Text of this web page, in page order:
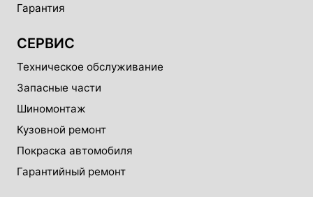
Гарантия
СЕРВИС
Техническое обслуживание
Запасные части
Шиномонтаж
Кузовной ремонт
Покраска автомобиля
Гарантийный ремонт